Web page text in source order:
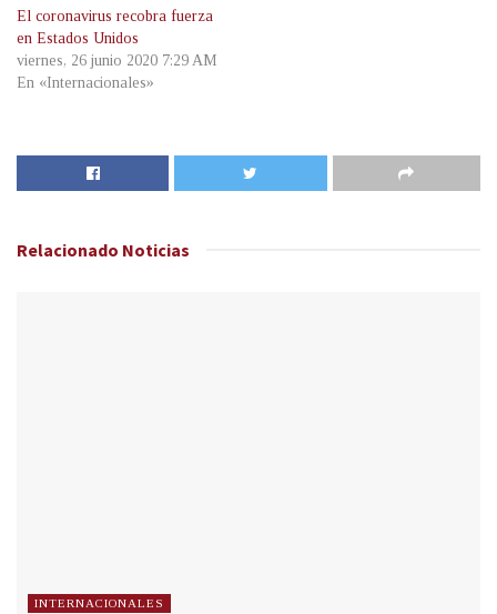
El coronavirus recobra fuerza
en Estados Unidos
viernes, 26 junio 2020 7:29 AM
En «Internacionales»
Relacionado Noticias
INTERNACIONALES